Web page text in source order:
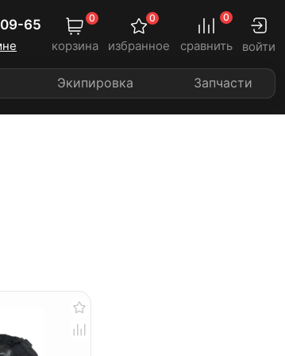
65
корзина
0
избранное
0
сравнить
0
войти
Экипировка Запчасти